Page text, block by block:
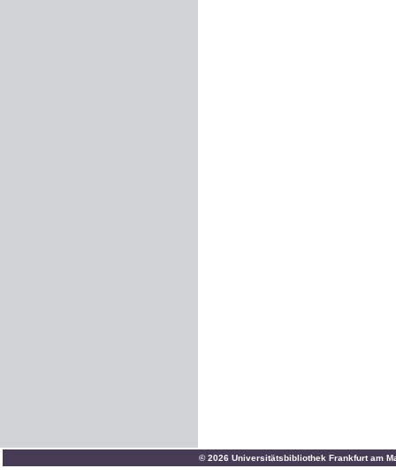
© 2026 Universitätsbibliothek Frankfurt am